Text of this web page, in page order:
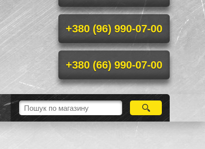
+380 (96) 990-07-00
+380 (66) 990-07-00